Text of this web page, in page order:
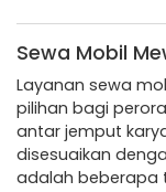
Sewa Mobil
Layanan sewa
pilihan bagi
antar jemput
disesuaikan
adalah beberapa